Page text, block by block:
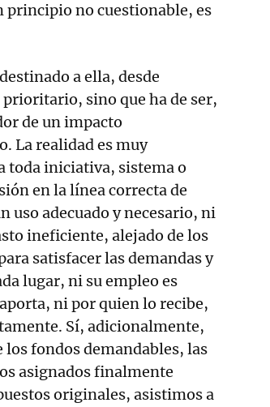
principio no cuestionable, es
a ella, desde
sino que ha de ser,
de un impacto
La realidad es muy
toda iniciativa, sistema o
en la línea correcta de
uso adecuado y necesario, ni
ineficiente, alejado de los
satisfacer las demandas y
lugar, ni su empleo es
ni por quien lo recibe,
Sí, adicionalmente,
fondos demandables, las
asignados finalmente
originales, asistimos a